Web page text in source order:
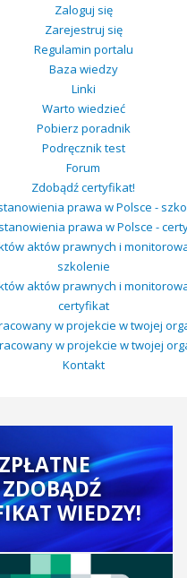
Zaloguj się
Zarejestruj się
Regulamin portalu
Baza wiedzy
Linki
Warto wiedzieć
Pobierz poradnik
Podręcznik test
Forum
Zdobądź certyfikat!
prawa w Polsce -
prawa w Polsce -
aktów prawnych i
szkolenie
aktów prawnych i
certyfikat
w projekcie w twojej
w projekcie w twojej
Kontakt
WIEDZY!